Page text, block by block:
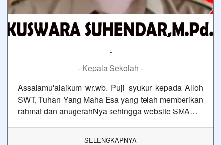
-
- Kepala Sekolah -
Assalamu'alaikum wr.wb. Puji syukur kepada Alloh
SWT, Tuhan Yang Maha Esa yang telah memberikan
rahmat dan anugerahNya sehingga website SMA…
SELENGKAPNYA